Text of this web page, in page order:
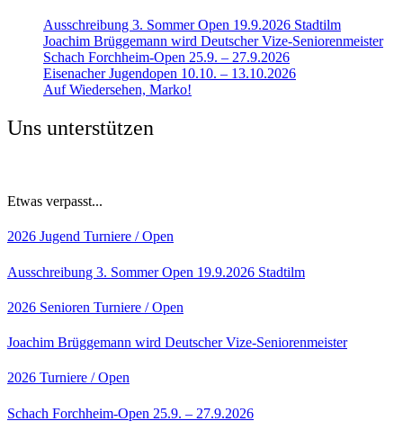
Ausschreibung 3. Sommer Open 19.9.2026 Stadtilm
Joachim Brüggemann wird Deutscher Vize-Seniorenmeister
Schach Forchheim-Open 25.9. – 27.9.2026
Eisenacher Jugendopen 10.10. – 13.10.2026
Auf Wiedersehen, Marko!
Uns unterstützen
Etwas verpasst...
2026 Jugend Turniere / Open
Ausschreibung 3. Sommer Open 19.9.2026 Stadtilm
2026 Senioren Turniere / Open
Joachim Brüggemann wird Deutscher Vize-Seniorenmeister
2026 Turniere / Open
Schach Forchheim-Open 25.9. – 27.9.2026